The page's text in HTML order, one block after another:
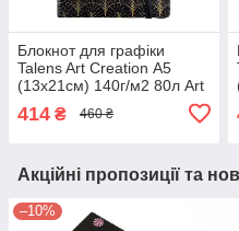
Блокнот для графіки
Talens Art Creation А5
(13х21см) 140г/м2 80л Art
414 ₴ 460 ₴
Акційні пропозиції та
–10%